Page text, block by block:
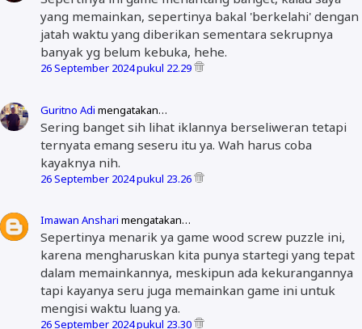
yang memainkan, sepertinya bakal 'berkelahi' dengan
jatah waktu yang diberikan sementara sekrupnya
banyak yg belum kebuka, hehe.
26 September 2024 pukul 22.29
Guritno Adi mengatakan…
Sering banget sih lihat iklannya berseliweran tetapi
ternyata emang seseru itu ya. Wah harus coba
kayaknya nih.
26 September 2024 pukul 23.26
Imawan Anshari mengatakan…
Sepertinya menarik ya game wood screw puzzle ini,
karena mengharuskan kita punya startegi yang tepat
dalam memainkannya, meskipun ada kekurangannya
tapi kayanya seru juga memainkan game ini untuk
mengisi waktu luang ya.
26 September 2024 pukul 23.30